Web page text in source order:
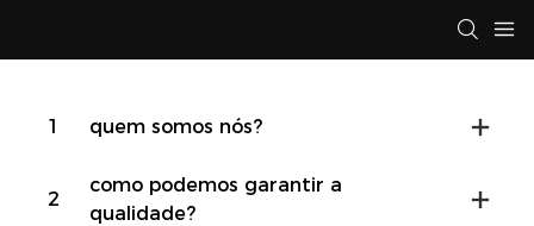
1 quem somos nós?
2
como podemos garantir a
qualidade?